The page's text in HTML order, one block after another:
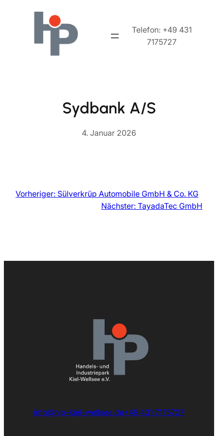
Telefon: +49 431
7175727
Sydbank A/S
4. Januar 2026
Vorheriger: Sülverkrüp Automobile GmbH & Co. KG
Nächster: TayadaTec GmbH
info@hip-kiel-wellsee.de+49 431 7175727